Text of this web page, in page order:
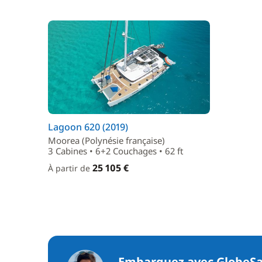
Lagoon 620 (2019)
Moorea (Polynésie française)
3 Cabines • 6+2 Couchages • 62 ft
À partir de 25 105 €